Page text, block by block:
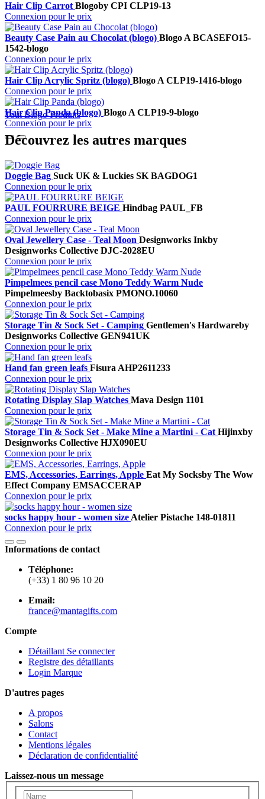
Hair Clip CarrotBlogoby CPI CLP19-13
Connexion pour le prix
Beauty Case Pain au Chocolat (blogo) Blogo A BCASEFO15-
1542-blogo
Connexion pour le prix
Hair Clip Acrylic Spritz (blogo) Blogo A CLP19-1416-blogo
Connexion pour le prix
Hair Clip Panda (blogo) Blogo A CLP19-9-blogo
Connexion pour le prix
Tout Blogo Produits
Découvrez les autres marques
Doggie Bag Suck UK & Luckies SK BAGDOG1
Connexion pour le prix
PAUL FOURRURE BEIGE Hindbag PAUL_FB
Connexion pour le prix
Oval Jewellery Case - Teal Moon Designworks Inkby
Designworks Collective DJC-2028EU
Connexion pour le prix
Pimpelmees pencil case Mono Teddy Warm Nude
Pimpelmeesby Backtobasix PMONO.10060
Connexion pour le prix
Storage Tin & Sock Set - Camping Gentlemen's Hardwareby
Designworks Collective GEN941UK
Connexion pour le prix
Hand fan green leafs Fisura AHP2611233
Connexion pour le prix
Rotating Display Slap Watches Mava Design 1101
Connexion pour le prix
Storage Tin & Sock Set - Make Mine a Martini - Cat Hijinxby
Designworks Collective HJX090EU
Connexion pour le prix
EMS, Accessories, Earrings, Apple Eat My Socksby The Wow
Effect Company EMSACCERAP
Connexion pour le prix
socks happy hour - women size Atelier Pistache 148-01811
Connexion pour le prix
Informations de contact
Téléphone:
(+33) 1 80 96 10 20
Email:
france@mantagifts.com
Compte
Détaillant Se connecter
Registre des détaillants
Login Marque
D'autres pages
A propos
Salons
Contact
Mentions légales
Déclaration de confidentialité
Laissez-nous un message